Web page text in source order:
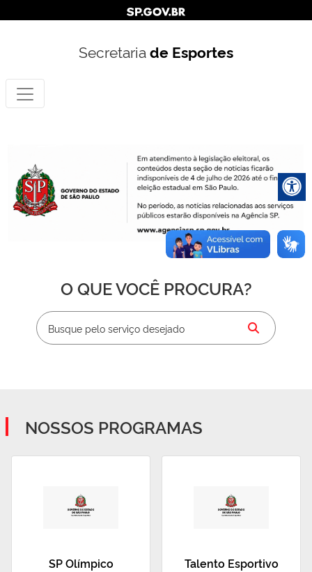
Secretariade Esportes
O QUE VOCÊ PROCURA?
NOSSOS PROGRAMAS
SP Olímpico Talento Esportivo